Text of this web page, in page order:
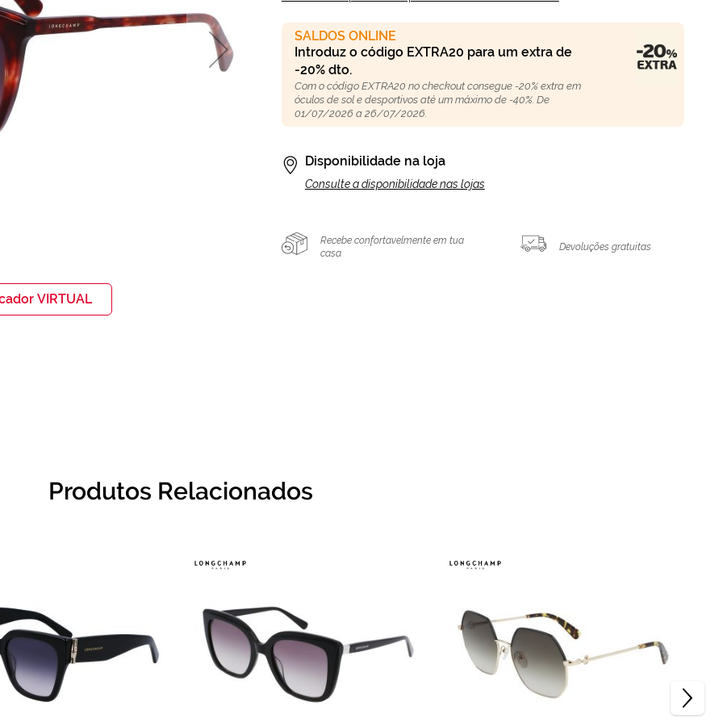
VIRTUAL
SALDOS ONLINE
Introduz o código EXTRA20 para um extra de
-20% dto.
Com o código EXTRA20 no checkout consegue -20% extra em
óculos de sol e desportivos até um máximo de -40%. De
01/07/2026 a 26/07/2026.
Disponibilidade na loja
Consulte a disponibilidade nas lojas
Recebe confortavelmente em tua
casa
Devoluções gratuitas
Produtos Relacionados